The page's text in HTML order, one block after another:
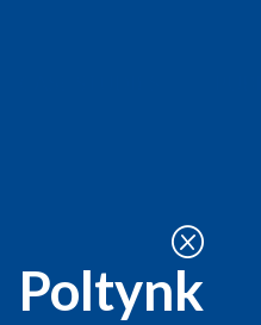
Q
Poltynk